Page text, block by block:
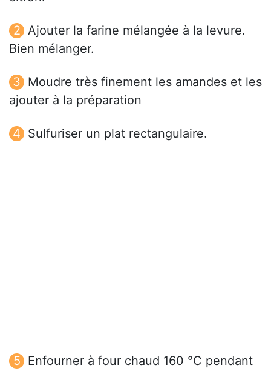
Ajouter la farine mélangée à la levure.
Bien mélanger.
Moudre très finement les amandes et les
ajouter à la préparation
Sulfuriser un plat rectangulaire.
Enfourner à four chaud 160 °C pendant